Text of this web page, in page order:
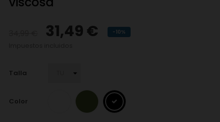
31,49 € -10%
Talla
Color